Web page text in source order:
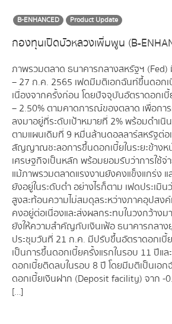
B-ENHANCED Product Update
กองทุนเปิดบัวหลวงเพิ่มพูน (B-
ภาพรวมตลาด ธนาคารกลางสหรัฐฯ (Fed)
– 27 ก.ค. 2565 เฟดมีมติเอกฉันท์ขึ้นดอก
เนื่องจากครั้งก่อน โดยปัจจุบันอัตราดอกเ
– 2.50% ตามคาดการณ์ของตลาด เพื่อกา
ลงมาอยู่ที่ระดับเป้าหมายที่ 2% พร้อมดำเ
ตามแผนเดิมที่ 9 หมื่นล้านดอลลาร์สหรัฐต่
สัญญาณชะลอการขึ้นดอกเบี้ยในระยะข้างห
เศรษฐกิจเป็นหลัก พร้อมยอมรับว่าการใช้จ่
แม้ภาพรวมตลาดแรงงานยังคงแข็งแกร่ง แ
ยังอยู่ในระดับต่ำ อย่างไรก็ตาม เฟดประเมิน
สูงสะท้อนความไม่สมดุลระหว่างภาคอุปสง
คงอยู่ต่อเนื่องและส่งผลกระทบในวงกว้าง
ยังให้ความสำคัญกับเงินเฟ้อ ธนาคารกลาง
ประชุมวันที่ 21 ก.ค. มีปรับขึ้นอัตราดอกเบี้
เป็นการขึ้นดอกเบี้ยครั้งแรกในรอบ 11 ปีแล
ดอกเบี้ยติดลบในรอบ 8 ปี โดยมีมติเป็นเอ
ดอกเบี้ยเงินฝาก (Deposit facility) จาก -
[…]